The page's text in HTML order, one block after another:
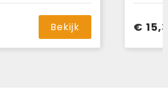
Bekijk €